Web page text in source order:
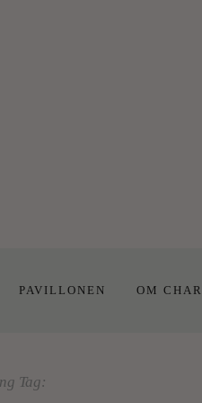
PAVILLONEN OM
Tag: